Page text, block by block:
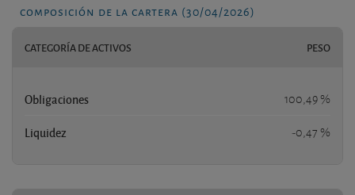
composición de la cartera (30/04/2026)
CATEGORÍA DE ACTIVOS PESO
Obligaciones 100,49 %
Liquidez -0,47 %